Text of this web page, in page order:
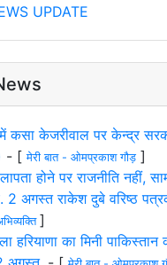
UPDATE
में कसा केजरीवाल पर केन्द्र
- [मेरी बात - ओमप्रकाश गौड़ ]
होने पर राजनीति नहीं,
2 अगस्त राकेश दुबे वरिष्ठ
]
हरियाणा का मिनी पाकिस्तान